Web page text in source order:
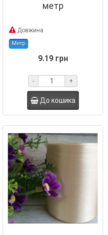
метр
Довжина
Метр
9.19 грн
- +
До кошика